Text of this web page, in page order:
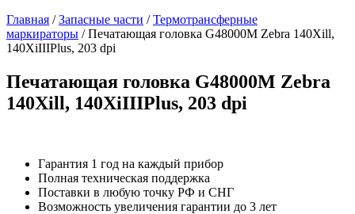
Главная /Запасные части /Термотрансферные
маркираторы / Печатающая головка G48000M Zebra 140Xill,
140XiIIIPlus, 203 dpi
Печатающая головка G48000M Zebra
140Xill, 140XiIIIPlus, 203 dpi
Гарантия 1 год на каждый прибор
Полная техническая поддержка
Поставки в любую точку РФ и СНГ
Возможность увеличения гарантии до 3 лет